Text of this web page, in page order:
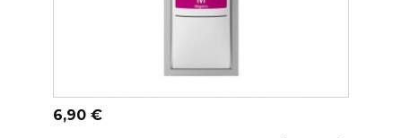
ADICIONAR AO CARRINHO
Preço
6,90 €